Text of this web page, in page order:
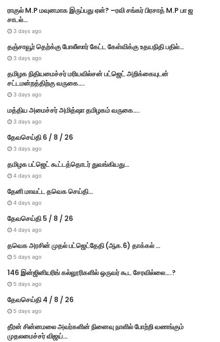
ராகுல் M.P மவுனமாக இருப்பது ஏன்? –ரவி சங்கர் பிரசாத் M.P பா ஜ
சாடல்…
3 days ago
தஞ்சாவூர் தெற்க்கு போலீஸார் கேட்ட கேள்விக்கு உதயநிதி பதில்…
3 days ago
தமி​ழ​க நிதியமைச்சர் மரியவில்சன் பட்ஜெட் அறிக்கையுடன்
சட்டமன்றத்திற்கு வருகை….
3 days ago
மத்திய அமைச்சர் அமித்ஷா தமிழகம் வருகை….
3 days ago
தேவசெய்தி 6 / 8 / 26
3 days ago
தமிழக பட்ஜெட் கூட்டத்தொடர் துவங்கியது…
4 days ago
தேனி மாவட்ட தவெக செய்தி…
4 days ago
தேவசெய்தி 5 / 8 / 26
4 days ago
தவெக அரசின் முதல் பட்​ஜெட்தேதி (ஆக.6) தாக்​கல் …
5 days ago
146 இன்ஜினியரிங் கல்லூரிகளில் ஒருவர் கூட சேரவில்லை….?
5 days ago
தேவசெய்தி 4 / 8 / 26
5 days ago
தீரன் சின்னமலை அவர்களின் நினைவு நாளில் போற்றி வணங்கும்
முதலமைச்சர் விஜய்…